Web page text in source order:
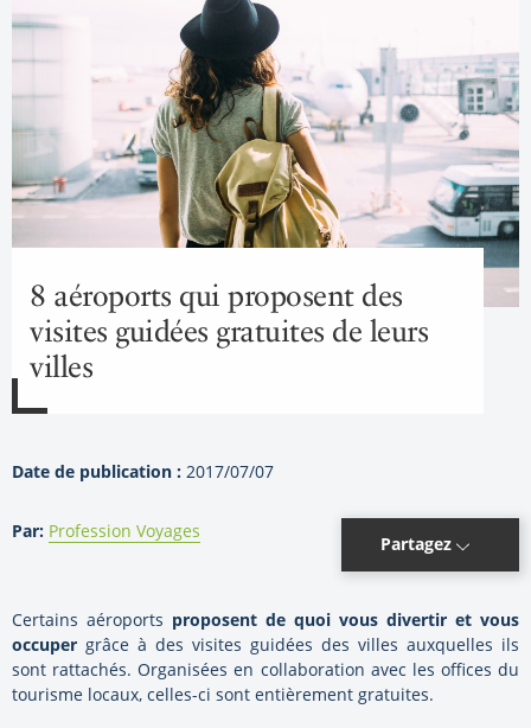
8 aéroports qui proposent des
visites guidées gratuites de leurs
villes
Date de publication : 2017/07/07
Par: Profession Voyages
Partagez
Certains aéroports proposent de quoi vous divertir et vous
occuper grâce à des visites guidées des villes auxquelles ils
sont rattachés. Organisées en collaboration avec les offices du
tourisme locaux, celles-ci sont entièrement gratuites.